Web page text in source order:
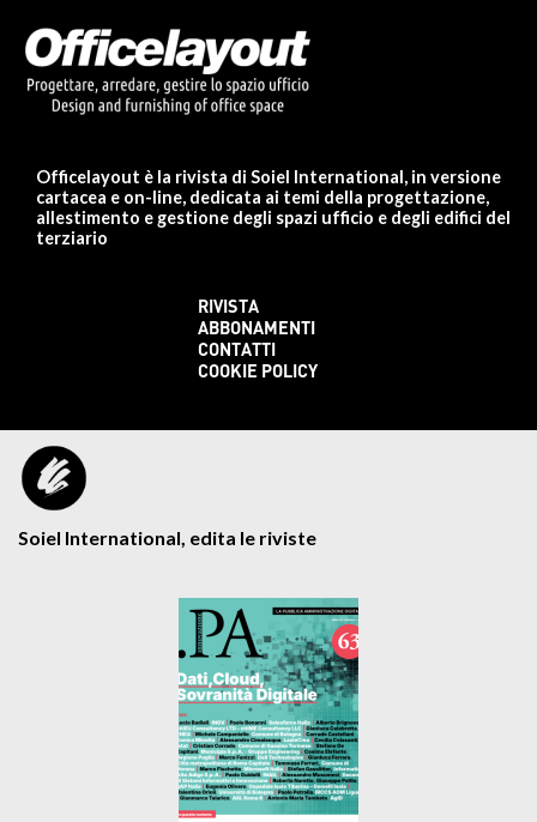
Officelayout è la rivista di Soiel International, in versione
cartacea e on-line, dedicata ai temi della progettazione,
allestimento e gestione degli spazi ufficio e degli edifici del
terziario
RIVISTA
ABBONAMENTI
CONTATTI
COOKIE POLICY
Soiel International, edita le riviste